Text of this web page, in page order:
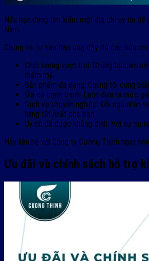
Nếu bạn đang tìm kiếm một địa chỉ uy tín để
Nam.
Chúng tôi tự hào đáp ứng đầy đủ các tiêu
Chất lượng vượt trội: Chúng tôi cam
thẩm mỹ.
Sản phẩm đa dạng: Chúng tôi cung
Giá cả cạnh tranh: Luôn đưa ra mức
Dịch vụ chuyên nghiệp: Đội ngũ nhân
hàng tốt nhất cho bạn.
Uy tín đã được khẳng định: Với sự tin
Hãy liên hệ với Công ty Cường Thịnh ngay
Ưu đãi và chính sách hỗ trợ